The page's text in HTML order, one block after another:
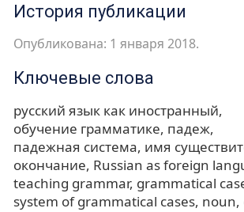
История публикации
Опубликована: 1 января 2018.
Ключевые слова
русский язык как иностранный
обучение грамматике падеж
падежная система имя
окончание Russian as foreign
teaching grammar grammatical
system of grammatical cases noun